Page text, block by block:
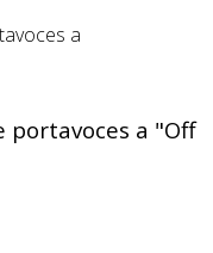
portavoces a "Off